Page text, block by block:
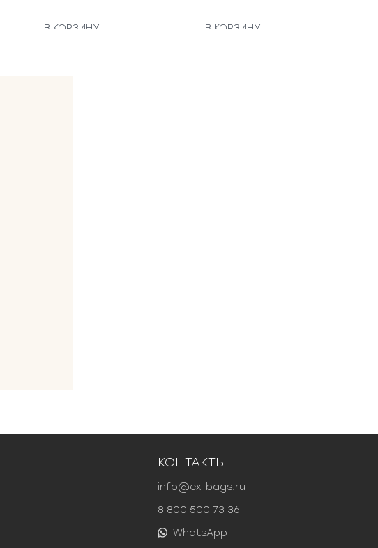
В КОРЗИНУ В КОРЗИНУ
КОНТАКТЫ
info@ex-bags.ru
8 800 500 73 36
WhatsApp